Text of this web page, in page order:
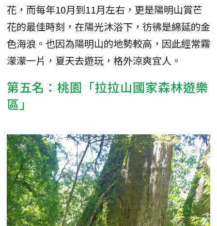
花，而每年10月到11月左右，更是陽明山賞芒
花的最佳時刻，在陽光沐浴下，彷彿是綿延的金
色海浪。也因為陽明山的地勢較高，因此經常霧
濛濛一片，夏天去遊玩，格外涼爽宜人。
第五名：桃園「拉拉山國家森林遊樂
區」